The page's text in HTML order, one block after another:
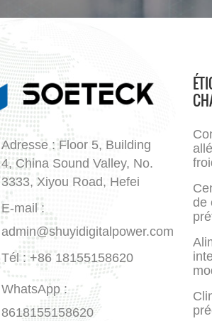
Adresse : Floor 5, Building
4, China Sound Valley, No.
3333, Xiyou Road, Hefei
E-mail :
admin@shuyidigitalpower.com
Tél : +86 18155158620
WhatsApp :
8618155158620
de